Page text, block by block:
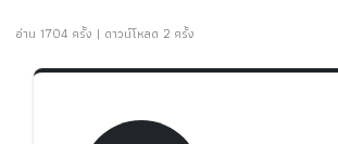
อ่าน 1704 ครั้ง | ดาวน์โหลด 2 ครั้ง